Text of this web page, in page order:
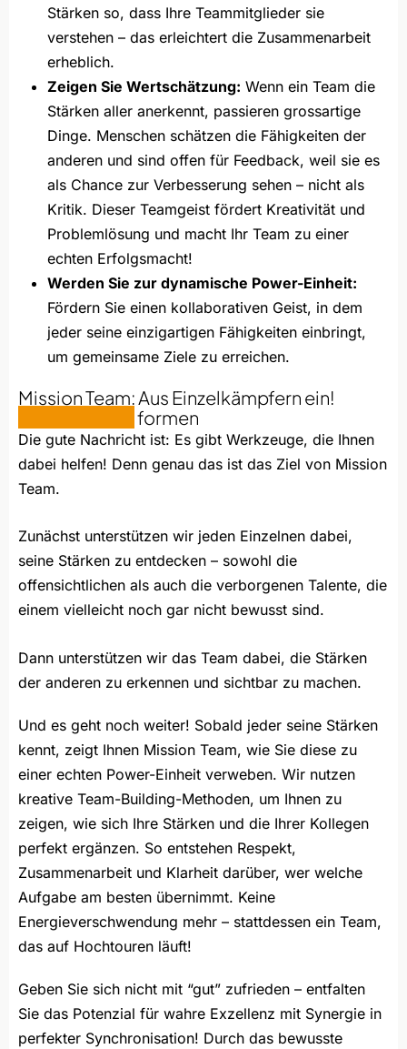
Stärken so, dass Ihre Teammitglieder sie
verstehen – das erleichtert die Zusammenarbeit
erheblich.
Zeigen Sie Wertschätzung: Wenn ein Team die
Stärken aller anerkennt, passieren grossartige
Dinge. Menschen schätzen die Fähigkeiten der
anderen und sind offen für Feedback, weil sie es
als Chance zur Verbesserung sehen – nicht als
Kritik. Dieser Teamgeist fördert Kreativität und
Problemlösung und macht Ihr Team zu einer
echten Erfolgsmacht!
Werden Sie zur dynamische Power-Einheit:
Fördern Sie einen kollaborativen Geist, in dem
jeder seine einzigartigen Fähigkeiten einbringt,
um gemeinsame Ziele zu erreichen.
Mission Team: Aus Einzelkämpfern ein!
formen
Die gute Nachricht ist: Es gibt Werkzeuge, die Ihnen
dabei helfen! Denn genau das ist das Ziel von Mission
Team.
Zunächst unterstützen wir jeden Einzelnen dabei,
seine Stärken zu entdecken – sowohl die
offensichtlichen als auch die verborgenen Talente, die
einem vielleicht noch gar nicht bewusst sind.
Dann unterstützen wir das Team dabei, die Stärken
der anderen zu erkennen und sichtbar zu machen.
Und es geht noch weiter! Sobald jeder seine Stärken
kennt, zeigt Ihnen Mission Team, wie Sie diese zu
einer echten Power-Einheit verweben. Wir nutzen
kreative Team-Building-Methoden, um Ihnen zu
zeigen, wie sich Ihre Stärken und die Ihrer Kollegen
perfekt ergänzen. So entstehen Respekt,
Zusammenarbeit und Klarheit darüber, wer welche
Aufgabe am besten übernimmt. Keine
Energieverschwendung mehr – stattdessen ein Team,
das auf Hochtouren läuft!
Geben Sie sich nicht mit “gut” zufrieden – entfalten
Sie das Potenzial für wahre Exzellenz mit Synergie in
perfekter Synchronisation! Durch das bewusste